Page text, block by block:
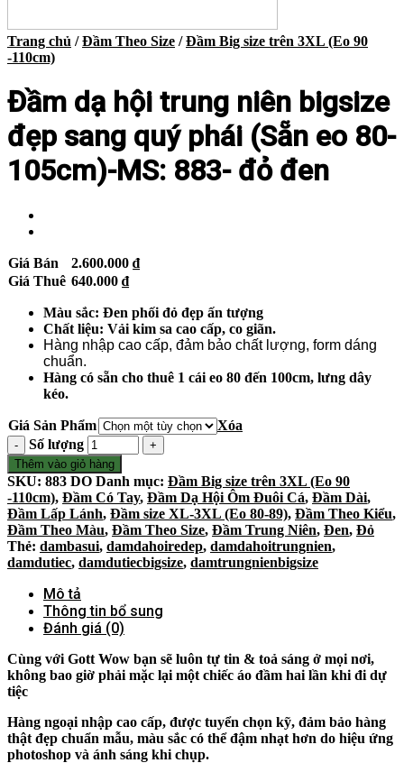
Trang chủ / Đầm Theo Size / Đầm Big size trên 3XL (Eo 90
-110cm)
Đầm dạ hội trung niên bigsize
đẹp sang quý phái (Sẵn eo 80-
105cm)-MS: 883- đỏ đen
Giá Bán 2.600.000 ₫
Giá Thuê 640.000 ₫
Màu sắc: Đen phối đỏ đẹp ấn tượng
Chất liệu: Vải kim sa cao cấp, co giãn.
Hàng nhập cao cấp, đảm bảo chất lượng, form dáng
chuẩn.
Hàng có sẵn cho thuê 1 cái eo 80 đến 100cm, lưng dây
kéo.
Giá Sản Phẩm
Xóa
Số lượng
Thêm vào giỏ hàng
SKU: 883 DO Danh mục: Đầm Big size trên 3XL (Eo 90
-110cm), Đầm Có Tay, Đầm Dạ Hội Ôm Đuôi Cá, Đầm Dài,
Đầm Lấp Lánh, Đầm size XL-3XL (Eo 80-89), Đầm Theo Kiểu,
Đầm Theo Màu, Đầm Theo Size, Đầm Trung Niên, Đen, Đỏ
Thẻ: dambasui, damdahoiredep, damdahoitrungnien,
damdutiec, damdutiecbigsize, damtrungnienbigsize
Mô tả
Thông tin bổ sung
Đánh giá (0)
Cùng với Gott Wow bạn sẽ luôn tự tin & toả sáng ở mọi nơi,
không bao giờ phải mặc lại một chiếc áo đầm hai lần khi đi dự
tiệc
Hàng ngoại nhập cao cấp, được tuyển chọn kỹ, đảm bảo hàng
thật đẹp chuẩn mẫu, màu sắc có thể đậm nhạt hơn do hiệu ứng
photoshop và ánh sáng khi chụp.